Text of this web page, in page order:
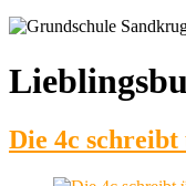
Die 4c